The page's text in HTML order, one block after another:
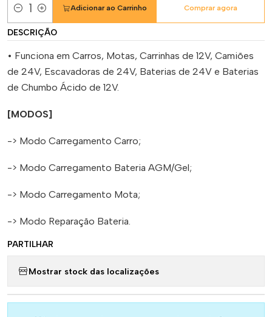
Quantidade
Adicionar ao Carrinho Comprar agora
DESCRIÇÃO
• Funciona em Carros, Motas, Carrinhas de 12V, Camiões
de 24V, Escavadoras de 24V, Baterias de 24V e Baterias
de Chumbo Ácido de 12V.
[MODOS]
-> Modo Carregamento Carro;
-> Modo Carregamento Bateria AGM/Gel;
-> Modo Carregamento Mota;
-> Modo Reparação Bateria.
PARTILHAR
Mostrar stock das localizações